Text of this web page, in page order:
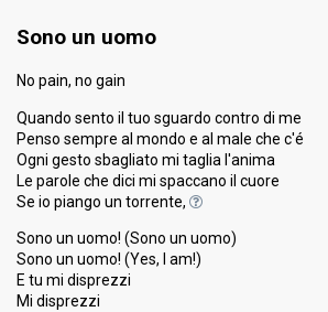
Sono un uomo
No pain, no gain
Quando sento il tuo sguardo contro di me
Penso sempre al mondo e al male che c'é
Ogni gesto sbagliato mi taglia l'anima
Le parole che dici mi spaccano il cuore
Se io piango un torrente,
Sono un uomo! (Sono un uomo)
Sono un uomo! (Yes, I am!)
E tu mi disprezzi
Mi disprezzi